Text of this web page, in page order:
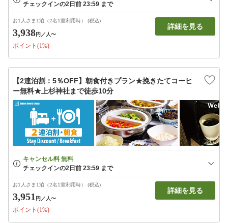
お1人さま1泊（2名1室利用時） (税込)
3,938円 ／人〜
ポイント(1%)
詳細を見る
【2連泊割：5％OFF】朝食付きプラン★挽きたてコーヒ
ー無料★上杉神社まで徒歩10分
お1人さま1泊（2名1室利用時） (税込)
3,951 円 ／人〜
ポイント(1%)
詳細を見る